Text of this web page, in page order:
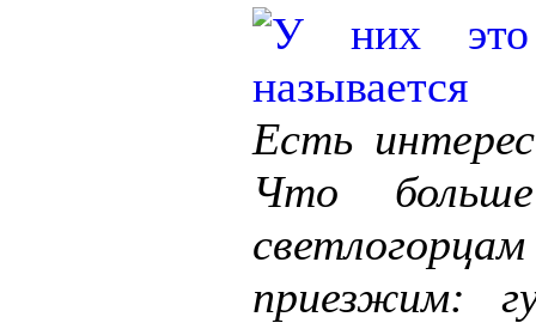
Есть
Что
приезжим: